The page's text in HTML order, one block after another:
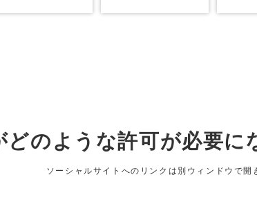
のような許可が必要に
ソーシャルサイトへのリンクは別ウィンドウで開